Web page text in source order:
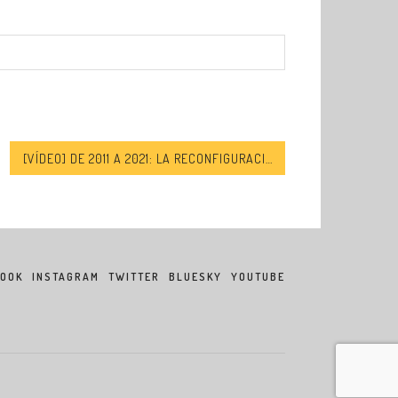
INSTAGRAM TWITTER BLUESKY YOUTUBE